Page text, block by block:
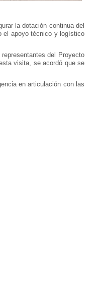
la dotación continua del
el apoyo técnico y logístico
del Proyecto
visita, se acordó que se
en articulación con las